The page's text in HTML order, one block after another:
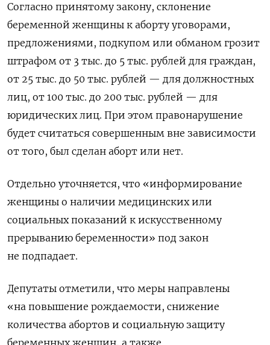
Согласно принятому закону, склонение
беременной женщины к аборту уговорами,
предложениями, подкупом или обманом грозит
штрафом от 3 тыс. до 5 тыс. рублей для граждан,
от 25 тыс. до 50 тыс. рублей — для должностных
лиц, от 100 тыс. до 200 тыс. рублей — для
юридических лиц. При этом правонарушение
будет считаться совершенным вне зависимости
от того, был сделан аборт или нет.
Отдельно уточняется, что «информирование
женщины о наличии медицинских или
социальных показаний к искусственному
прерыванию беременности» под закон
не подпадает.
Депутаты отметили, что меры направлены
«на повышение рождаемости, снижение
количества абортов и социальную защиту